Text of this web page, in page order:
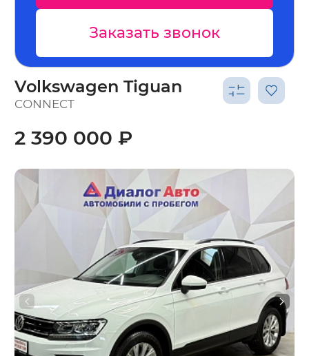
Заказать звонок
Volkswagen Tiguan
CONNECT
2 390 000 ₽